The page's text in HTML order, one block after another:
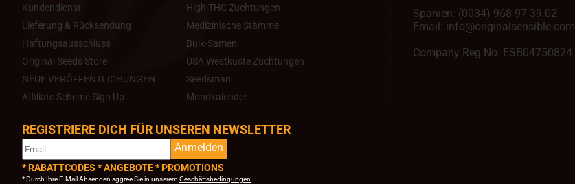
Kundendienst
Lieferung & Rücksendung
Haftungsausschluss
Original Seeds Store
NEUE VERÖFFENTLICHUNGEN
Affiliate Scheme Sign Up
High THC Züchtungen
Medizinische Stämme
Bulk-Samen
USA Westküste Züchtungen
Seedsman
Mondkalender
Spanien: (0034) 968 97 39 02
Email: info@originalsensible.com
Company Reg No. ESB04750824
REGISTRIERE DICH FÜR UNSEREN NEWSLETTER
Anmelden
* RABATTCODES * ANGEBOTE * PROMOTIONS
* Durch Ihre E-Mail Absenden aggree Sie in unserem Geschäftsbedingungen